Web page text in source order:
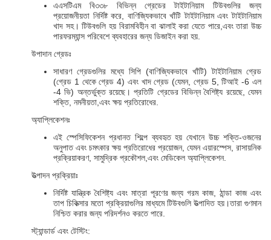
এএসটিএম বি৩৩৮ বিভিন্ন গ্রেডের টাইটানিয়াম টিউবগুলির জন্য
প্রয়োজনীয়তা নির্দিষ্ট করে, বাণিজ্যিকভাবে খাঁটি টাইটানিয়াম এবং টাইটানিয়াম
খাদ সহ। টিউবগুলি হয় বিরামবিহীন বা ঝালাই করা যেতে পারে,এবং তারা উচ্চ
পারফরম্যান্স পরিবেশে ব্যবহারের জন্য ডিজাইন করা হয়.
উপাদান গ্রেডঃ
সাধারণ গ্রেডগুলির মধ্যে সিপি (বাণিজ্যিকভাবে খাঁটি) টাইটানিয়াম গ্রেড
(গ্রেড 1 থেকে গ্রেড 4) এবং খাদ গ্রেড (যেমন, গ্রেড 5, টিআই -6 এল
-4 ভি) অন্তর্ভুক্ত রয়েছে। প্রতিটি গ্রেডের বিভিন্ন বৈশিষ্ট্য রয়েছে, যেমন
শক্তি, নমনীয়তা,এবং ক্ষয় প্রতিরোধের.
অ্যাপ্লিকেশনঃ
এই স্পেসিফিকেশন প্রধানত শিল্পে ব্যবহৃত হয় যেখানে উচ্চ শক্তি-ওজনের
অনুপাত এবং চমৎকার ক্ষয় প্রতিরোধের প্রয়োজন, যেমন এয়ারস্পেস, রাসায়নিক
প্রক্রিয়াকরণ, সামুদ্রিক প্রকৌশল,এবং মেডিকেল অ্যাপ্লিকেশন.
উত্পাদন প্রক্রিয়াঃ
নির্দিষ্ট যান্ত্রিক বৈশিষ্ট্য এবং মাত্রা পূরণের জন্য গরম কাজ, ঠান্ডা কাজ এবং
তাপ চিকিত্সার মতো প্রক্রিয়াগুলির মাধ্যমে টিউবগুলি উত্পাদিত হয়।তারা গুণমান
নিশ্চিত করার জন্য পরিদর্শনও করতে পারে.
স্ট্যান্ডার্ড এবং টেস্টিং: